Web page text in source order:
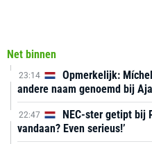
Net binnen
23:14
Opmerkelijk:
andere naam genoemd bij
22:47
NEC-ster getipt bij
vandaan? Even serieus!’